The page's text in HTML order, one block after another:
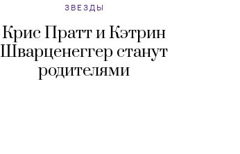
ЗВЕЗДЫ
Крис Пратт и Кэтрин
Шварценеггер станут
родителями